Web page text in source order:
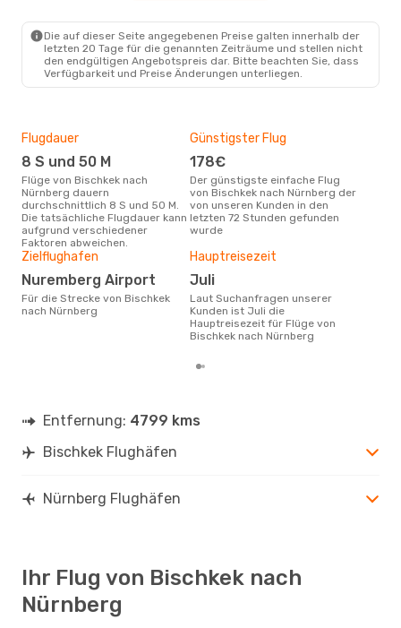
Die auf dieser Seite angegebenen Preise galten innerhalb der
letzten 20 Tage für die genannten Zeiträume und stellen nicht
den endgültigen Angebotspreis dar. Bitte beachten Sie, dass
Verfügbarkeit und Preise Änderungen unterliegen.
Flugdauer
8 S und 50 M
Flüge von Bischkek nach
Nürnberg dauern
durchschnittlich 8 S und 50 M.
Die tatsächliche Flugdauer kann
aufgrund verschiedener
Faktoren abweichen.
Günstigster Flug
178€
Der günstigste einfache Flug
von Bischkek nach Nürnberg der
von unseren Kunden in den
letzten 72 Stunden gefunden
wurde
Zielflughafen
Nuremberg Airport
Für die Strecke von Bischkek
nach Nürnberg
Hauptreisezeit
Juli
Laut Suchanfragen unserer
Kunden ist Juli die
Hauptreisezeit für Flüge von
Bischkek nach Nürnberg
Entfernung: 4799 kms
Bischkek Flughäfen
Nürnberg Flughäfen
Ihr Flug von Bischkek nach
Nürnberg